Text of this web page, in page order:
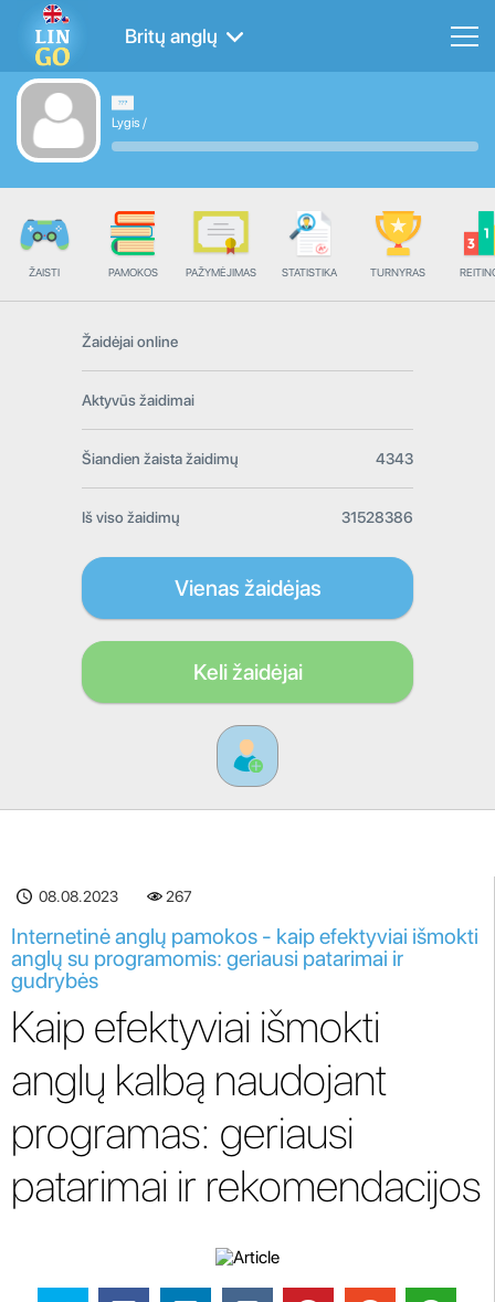
Britų anglų
Lygis /
ŽAISTI PAMOKOS PAŽYMĖJIMAS STATISTIKA TURNYRAS
Žaidėjai online
Aktyvūs žaidimai
Šiandien žaista žaidimų 4343
Iš viso žaidimų 31528386
Vienas žaidėjas
Keli žaidėjai
08.08.2023 267
Internetinė anglų pamokos - kaip efektyviai išmokti
anglų su programomis: geriausi patarimai ir
gudrybės
Kaip efektyviai išmokti
anglų kalbą naudojant
programas: geriausi
patarimai ir rekomendacijos